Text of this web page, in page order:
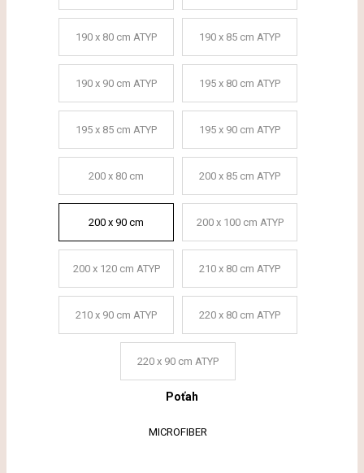
190 x 80 cm ATYP 190 x 85 cm ATYP
190 x 90 cm ATYP 195 x 80 cm ATYP
195 x 85 cm ATYP 195 x 90 cm ATYP
200 x 80 cm 200 x 85 cm ATYP
200 x 90 cm 200 x 100 cm ATYP
200 x 120 cm ATYP 210 x 80 cm ATYP
210 x 90 cm ATYP 220 x 80 cm ATYP
220 x 90 cm ATYP
Poťah
MICROFIBER